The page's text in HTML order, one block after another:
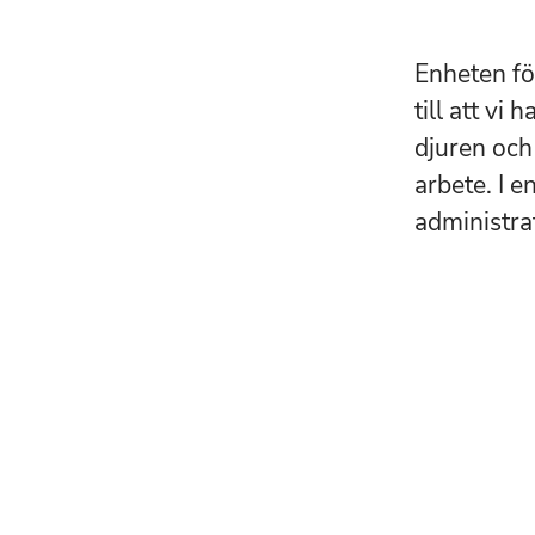
Enheten
till att vi
djuren
arbete. I